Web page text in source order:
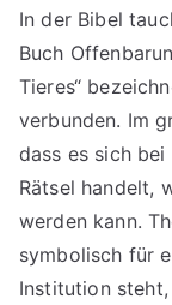
In der Bibel
Buch
Tieres“
verbunden. Im
dass es sich
Rätsel handelt,
werden kann.
symbolisch für
Institution